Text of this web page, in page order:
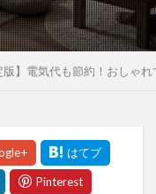
版】電気代も節約！おしゃ